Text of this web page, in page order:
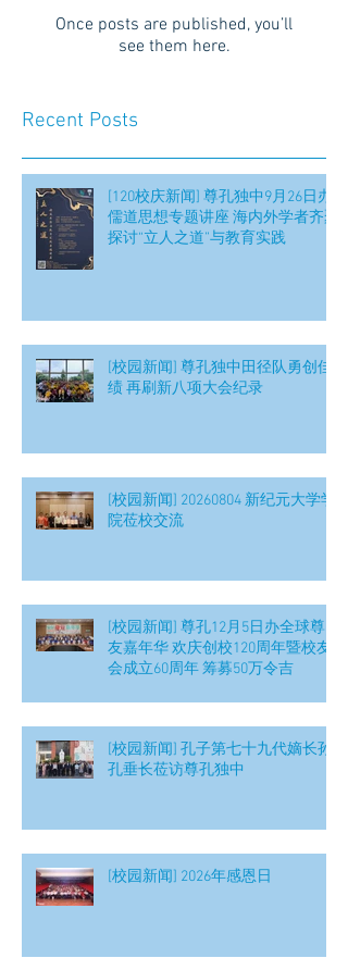
Once posts are published, you’ll
see them here.
Recent Posts
[120校庆新闻] 尊孔独中9月26日办
儒道思想专题讲座 海内外学者齐聚
探讨“立人之道”与教育实践
[校园新闻] 尊孔独中田径队勇创佳
绩 再刷新八项大会纪录
[校园新闻] 20260804 新纪元大学学
院莅校交流
[校园新闻] 尊孔12月5日办全球尊
友嘉年华 欢庆创校120周年暨校友
会成立60周年 筹募50万令吉
[校园新闻] 孔子第七十九代嫡长孙
孔垂长莅访尊孔独中
[校园新闻] 2026年感恩日